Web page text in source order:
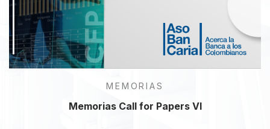
MEMORIAS
Memorias Call for Papers VI